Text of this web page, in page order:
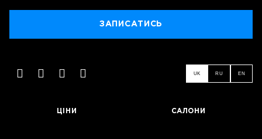
ЗАПИСАТИСЬ
UK RU EN
ЦІНИ САЛОНИ